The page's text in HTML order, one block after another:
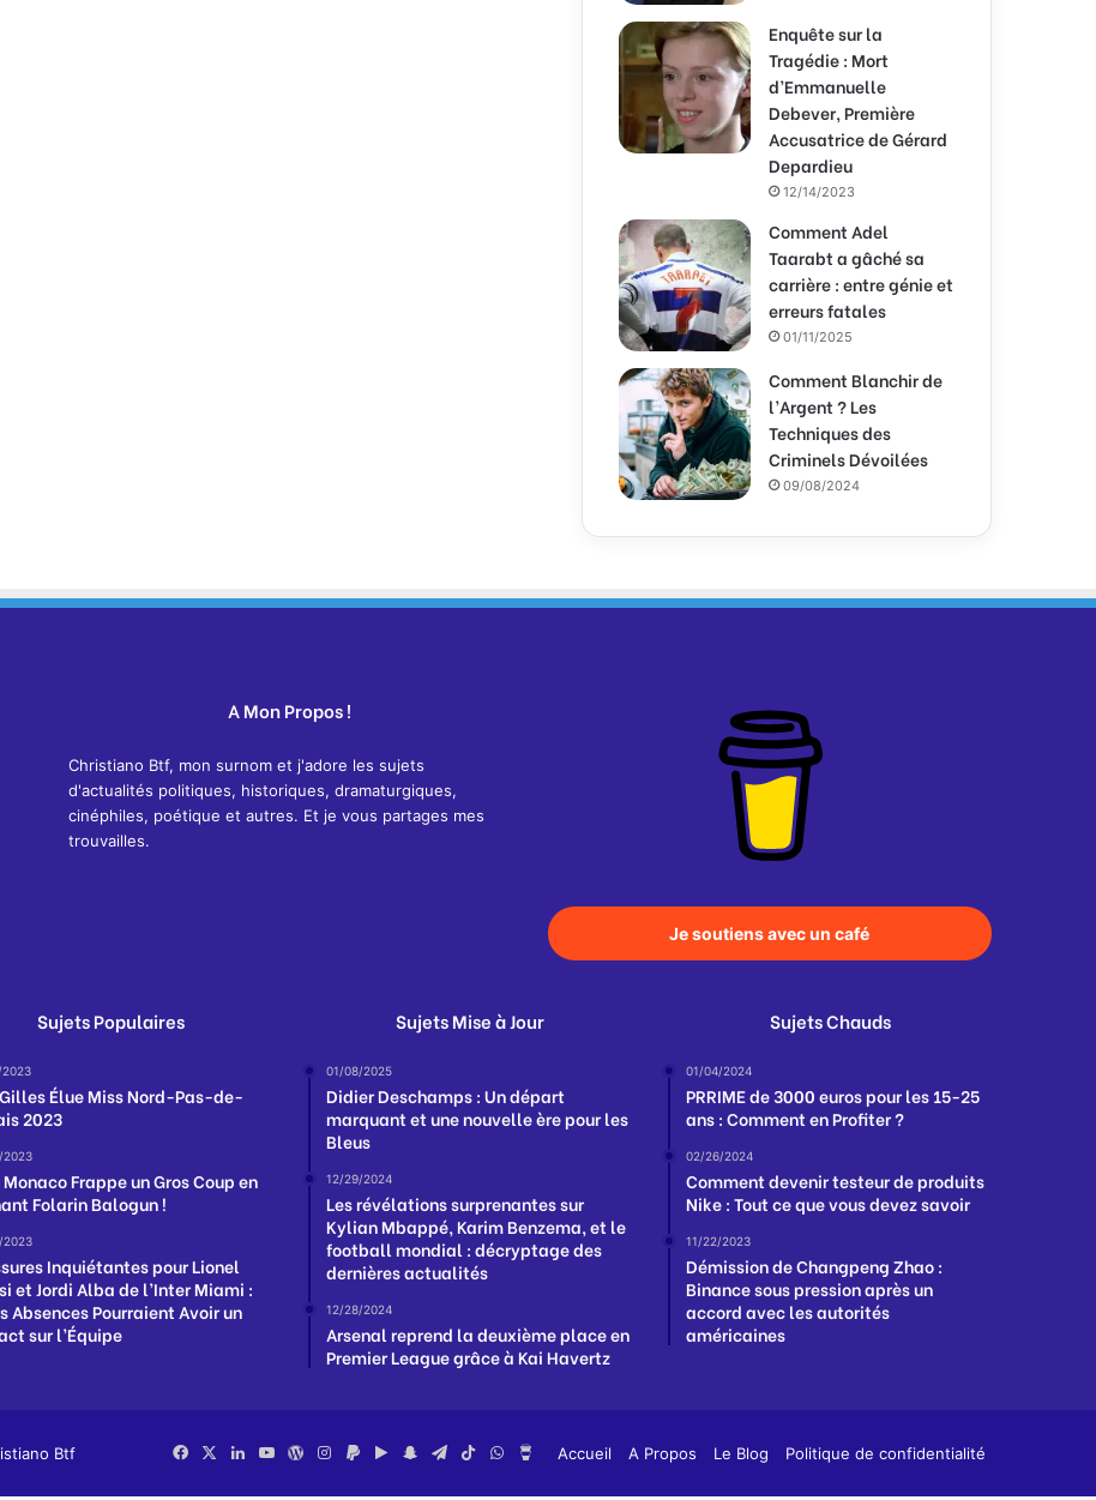
Enquête sur la
Tragédie : Mort
d’Emmanuelle
Debever, Première
Accusatrice de Gérard
Depardieu
12/14/2023
Comment Adel
Taarabt a gâché sa
carrière : entre génie et
erreurs fatales
01/11/2025
Comment Blanchir de
l’Argent ? Les
Techniques des
Criminels Dévoilées
09/08/2024
A Mon Propos !
Christiano Btf, mon surnom et j'adore les sujets
d'actualités politiques, historiques, dramaturgiques,
cinéphiles, poétique et autres. Et je vous partages mes
trouvailles.
Je soutiens avec un café
Sujets Populaires
2023
Élue Miss Nord-Pas-de-
2023
2023
Monaco Frappe un Gros Coup en
Folarin Balogun !
2023
Inquiétantes pour Lionel
et Jordi Alba de l’Inter Miami :
Absences Pourraient Avoir un
sur l’Équipe
Sujets Mise à Jour
01/08/2025
Didier Deschamps : Un départ
marquant et une nouvelle ère pour les
Bleus
12/29/2024
Les révélations surprenantes sur
Kylian Mbappé, Karim Benzema, et le
football mondial : décryptage des
dernières actualités
12/28/2024
Arsenal reprend la deuxième place en
Premier League grâce à Kai Havertz
Sujets Chauds
01/04/2024
PRRIME de 3000 euros pour les 15-25
ans : Comment en Profiter ?
02/26/2024
Comment devenir testeur de produits
Nike : Tout ce que vous devez savoir
11/22/2023
Démission de Changpeng Zhao :
Binance sous pression après un
accord avec les autorités
américaines
Btf Accueil A Propos Le Blog Politique de confidentialité
FacebookLinkedinYouTubeWordPress
Instagram
PayPalGoogleSnapchat
Telegram
TikTokWhatsApp
Buy